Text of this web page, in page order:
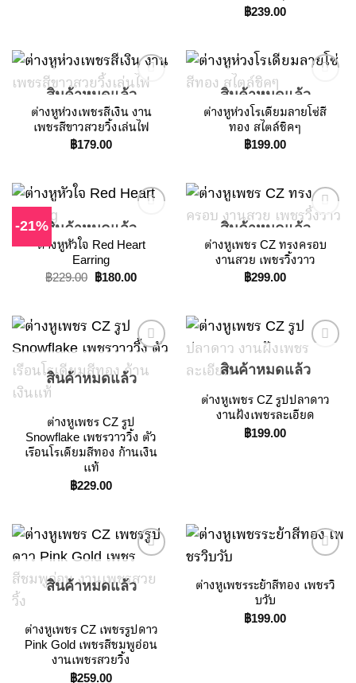
฿239.00
Add to
Wishlist
สินค้าหมดแล้ว
ต่างหูห่วงเพชรสีเงิน งาน
เพชรสีขาวสวยวิ้งเล่นไฟ
฿179.00
Wishlist
สินค้าหมดแล้ว
ต่างหูห่วงโรเดียมลายโซ่สี
ทอง สไตล์ชิคๆ
฿199.00
-21%
Wishlist
สินค้าหมดแล้ว
ต่างหูหัวใจ Red Heart
Earring
฿229.00 Original
฿180.00Current
Add to
Wishlist
สินค้าหมดแล้ว
ต่างหูเพชร CZ ทรงครอบ
งานสวย เพชรวิ้งวาว
฿299.00
สินค้าหมดแล้ว
ต่างหูเพชร CZ รูป
Snowflake เพชรวาววิ้ง ตัว
เรือนโรเดียมสีทอง ก้านเงิน
แท้
฿229.00
Wishlist
สินค้าหมดแล้ว
ต่างหูเพชร CZ รูปปลาดาว
งานฝังเพชรละเอียด
฿199.00
สินค้าหมดแล้ว
ต่างหูเพชร CZ เพชรรูปดาว
Pink Gold เพชรสีชมพูอ่อน
งานเพชรสวยวิ้ง
฿259.00
ต่างหูเพชรระย้าสีทอง เพชรวิ
บวับ
฿199.00